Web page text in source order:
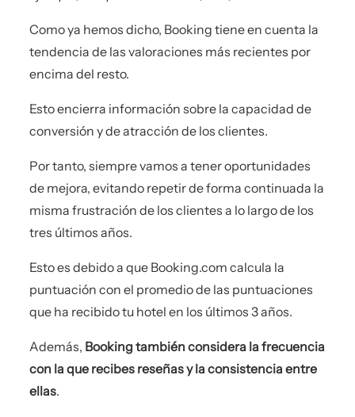
Como ya hemos dicho, Booking tiene en cuenta la
tendencia de las valoraciones más recientes por
encima del resto.
Esto encierra información sobre la capacidad de
conversión y de atracción de los clientes.
Por tanto, siempre vamos a tener oportunidades
de mejora, evitando repetir de forma continuada la
misma frustración de los clientes a lo largo de los
tres últimos años.
Esto es debido a que Booking.com calcula la
puntuación con el promedio de las puntuaciones
que ha recibido tu hotel en los últimos 3 años.
Además, Booking también considera la frecuencia
con la que recibes reseñas y la consistencia entre
ellas.